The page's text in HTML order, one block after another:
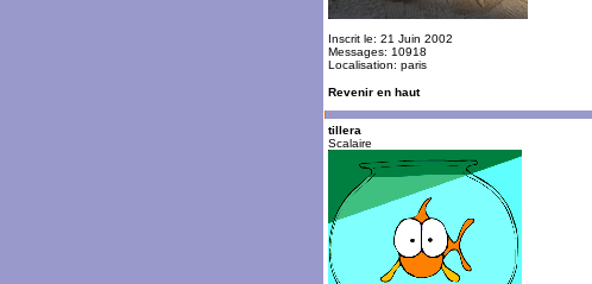
Inscrit le: 21 Juin 2002
Messages: 10918
Localisation: paris
Revenir en haut
tillera
Scalaire